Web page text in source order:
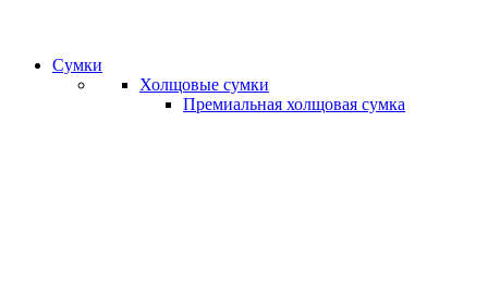
Сумки
Холщовые сумки
Премиальная холщовая сумка